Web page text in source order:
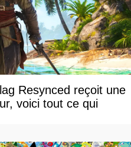
Resynced reçoit une
voici tout ce qui